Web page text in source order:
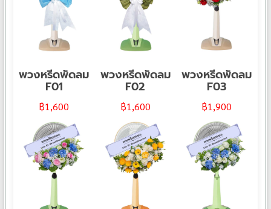
พวงหรีดพัดลม
F01
฿1,600
พวงหรีดพัดลม
F02
฿1,600
พวงหรีดพัดลม
F03
฿1,900